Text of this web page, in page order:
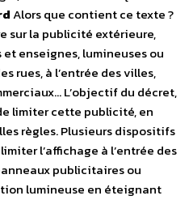
Alors que contient ce texte ?
sur la publicité extérieure,
enseignes, lumineuses ou
rues, à l’entrée des villes,
L’objectif du décret,
limiter cette publicité, en
règles. Plusieurs dispositifs
l’affichage à l’entrée des
publicitaires ou
lumineuse en éteignant